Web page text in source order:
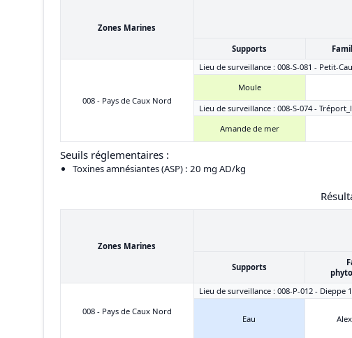
Zones Marines
Supports
008 - Pays de Caux Nord
Lieu de surveillance : 008-S-081 - Petit-
Moule
Lieu de surveillance : 008-S-074 -
Amande de mer
Seuils réglementaires :
Toxines amnésiantes (ASP) : 20 mg AD/kg
Zones Marines
Supports
008 - Pays de Caux Nord
Lieu de surveillance : 008-P-012 - Dieppe
Eau